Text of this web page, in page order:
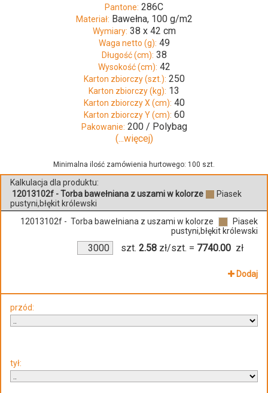
Pantone: 286C
Materiał: Bawełna, 100 g/m2
Wymiary: 38 x 42 cm
Waga netto (g): 49
Długość (cm): 38
Wysokość (cm): 42
Karton zbiorczy (szt.): 250
Karton zbiorczy (kg): 13
Karton zbiorczy X (cm): 40
Karton zbiorczy Y (cm): 60
Pakowanie: 200 / Polybag
(...więcej)
Minimalna ilość zamówienia hurtowego: 100 szt.
Kalkulacja dla produktu:
12013102f - Torba bawełniana z uszami w kolorze
Piasek
pustyni,błękit królewski
12013102f - Torba bawełniana z uszami w kolorze
Piasek
pustyni,błękit królewski
szt. 2.58 zł/szt. = 7740.00 zł
Dodaj
przód:
tył: